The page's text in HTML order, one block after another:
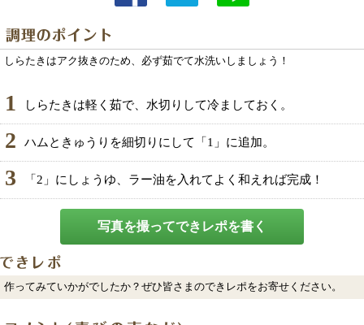
しらたきはアク抜きのため、必ず茹でて水洗いしましょう！
1 しらたきは軽く茹で、水切りして冷ましておく。
2 ハムときゅうりを細切りにして「1」に追加。
3 「2」にしょうゆ、ラー油を入れてよく和えれば完成！
写真を撮ってできレポを書く
作ってみていかがでしたか？ぜひ皆さまのできレポをお寄せください。